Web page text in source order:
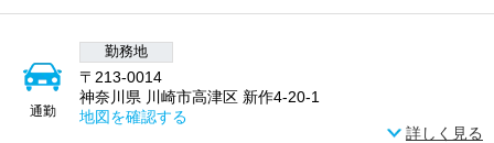
通勤
勤務地
〒213-0014
神奈川県 川崎市高津区 新作4-20-1
地図を確認する
詳しく見る